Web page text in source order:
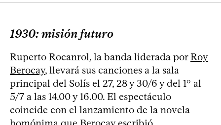
1930: misión futuro
Ruperto Rocanrol, la banda liderada porRoy
Berocay, llevará sus canciones a la sala
principal del Solís el 27, 28 y 30/6 y del 1° al
5/7 a las 14.00 y 16.00. El espectáculo
coincide con el lanzamiento de la novela